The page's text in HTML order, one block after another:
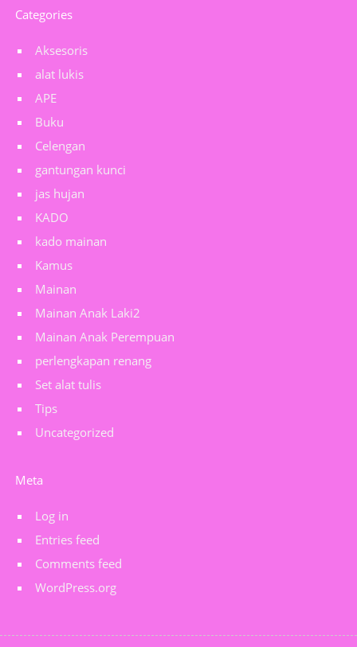
Categories
Aksesoris
alat lukis
APE
Buku
Celengan
gantungan kunci
jas hujan
KADO
kado mainan
Kamus
Mainan
Mainan Anak Laki2
Mainan Anak Perempuan
perlengkapan renang
Set alat tulis
Tips
Uncategorized
Meta
Log in
Entries feed
Comments feed
WordPress.org